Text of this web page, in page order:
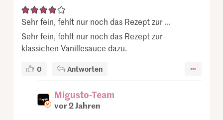
Sehr fein, fehlt nur noch das Rezept zur ...
Sehr fein, fehlt nur noch das Rezept zur
klassichen Vanillesauce dazu.
0 Antworten
Migusto-Team
vor 2 Jahren